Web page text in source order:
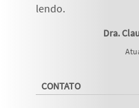
lendo.
Dra.
CONTATO